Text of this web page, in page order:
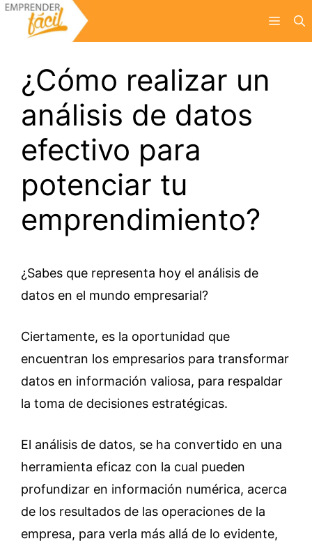
Saltar
Menú
¿Cómo realizar un
análisis de datos
efectivo para
potenciar tu
emprendimiento?
¿Sabes que representa hoy el análisis de
datos en el mundo empresarial?
Ciertamente, es la oportunidad que
encuentran los empresarios para transformar
datos en información valiosa, para respaldar
la toma de decisiones estratégicas.
El análisis de datos, se ha convertido en una
herramienta eficaz con la cual pueden
profundizar en información numérica, acerca
de los resultados de las operaciones de la
empresa, para verla más allá de lo evidente,